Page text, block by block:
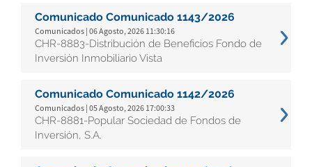
Comunicado Comunicado 1143/2026
Comunicados | 06 Agosto, 2026 11:30:16
CHR-8883-Distribución de Beneficios Fondo de
Inversión Inmobiliario Vista
Comunicado Comunicado 1142/2026
Comunicados | 05 Agosto, 2026 17:00:33
CHR-8881-Popular Sociedad de Fondos de
Inversión, S.A.